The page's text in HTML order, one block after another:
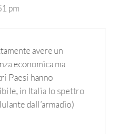
pm
avere un
economica ma
Paesi hanno
in Italia lo spettro
dall’armadio)